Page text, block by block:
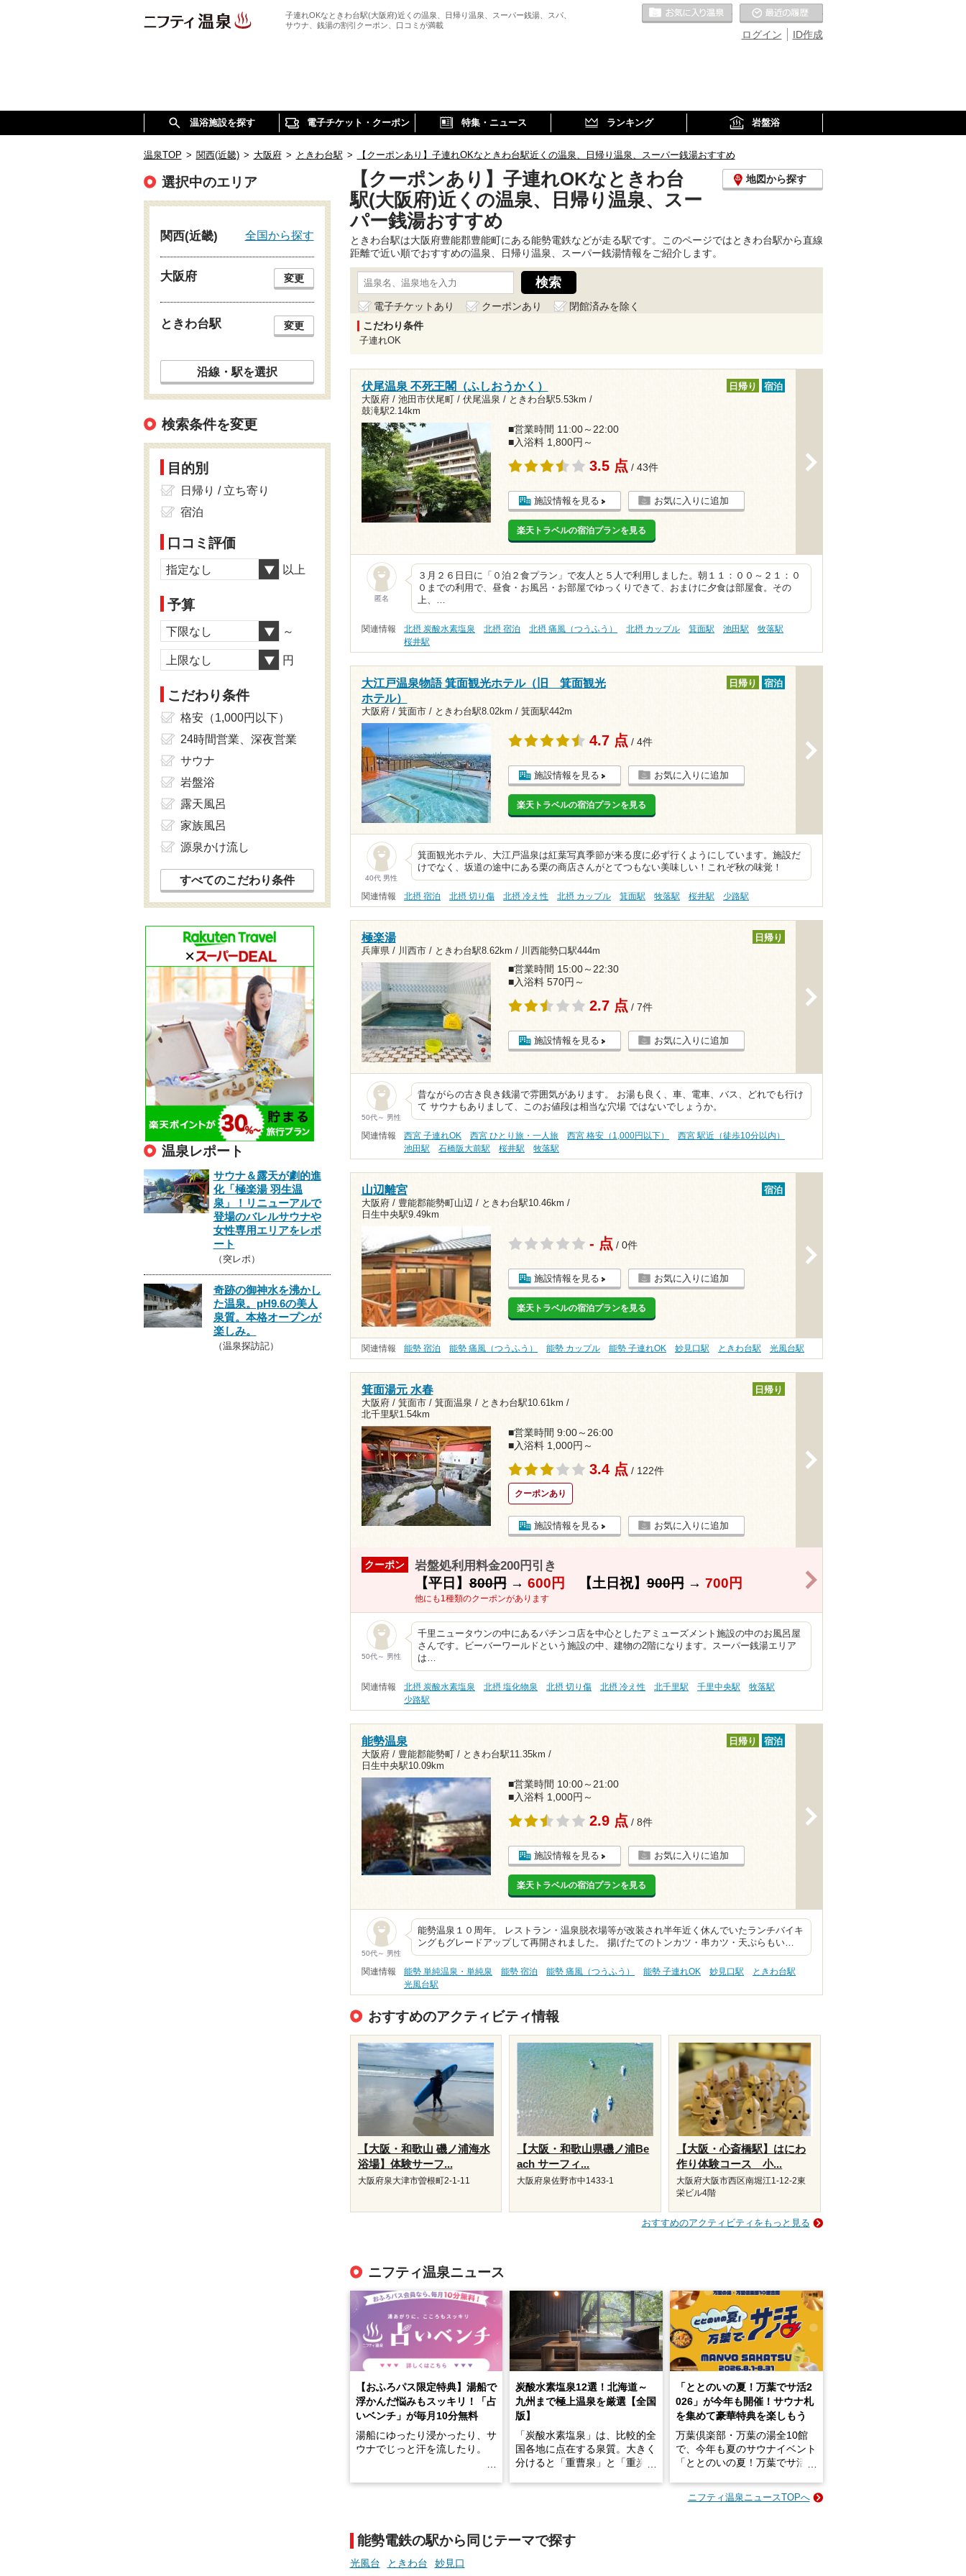
子連れOKなときわ台駅(大阪府)近くの温泉、日帰り温泉、スーパー銭湯、スパ、
サウナ、銭湯の割引クーポン、口コミが満載
ID作成
ログイン
お気に入りの温泉
温浴施設を探す 電子チケット・クーポン 特集・ニュース ランキング 岩盤浴
温泉TOP > 関西(近畿) > 大阪府 > ときわ台駅 > 【クーポンあり】子連れOKなときわ台駅近くの温泉、日帰り温泉、スーパー銭湯おすすめ
【クーポンあり】子連れOKなときわ台
駅(大阪府)近くの温泉、日帰り温泉、スー
パー銭湯おすすめ
地図から探す
ときわ台駅は大阪府豊能郡豊能町にある能勢電鉄などが走る駅です。このページではときわ台駅から直線
距離で近い順でおすすめの温泉、日帰り温泉、スーパー銭湯情報をご紹介します。
電子チケットあり クーポンあり
閉館済みを除く
こだわり条件
子連れOK
伏尾温泉 不死王閣（ふしおうかく）
大阪府 / 池田市伏尾町 / 伏尾温泉 / ときわ台駅5.53km /
鼓滝駅2.14km
日帰り 宿泊
■営業時間 11:00～22:00
■入浴料 1,800円～
3.5 点 / 43件
施設情報を見る お気に入りに追加
楽天トラベルの宿泊プランを見る
匿名
３月２６日日に「０泊２食プラン」で友人と５人で利用しました。朝１１：００～２１：０
０までの利用で、昼食・お風呂・お部屋でゆっくりできて、おまけに夕食は部屋食。その
上、…
関連情報 北摂 炭酸水素塩泉 北摂 宿泊 北摂 痛風（つうふう） 北摂 カップル 箕面駅 池田駅
牧落駅
桜井駅
大江戸温泉物語 箕面観光ホテル（旧 箕面観光
ホテル）
大阪府 / 箕面市 / ときわ台駅8.02km / 箕面駅442m
日帰り 宿泊
4.7 点 / 4件
施設情報を見る お気に入りに追加
楽天トラベルの宿泊プランを見る
40代 男性
箕面観光ホテル、大江戸温泉は紅葉写真季節が来る度に必ず行くようにしています。施設だ
けでなく、坂道の途中にある栗の商店さんがとてつもない美味しい！これぞ秋の味覚！
関連情報 北摂 宿泊 北摂 切り傷 北摂 冷え性 北摂 カップル 箕面駅 牧落駅 桜井駅 少路駅
極楽湯
兵庫県 / 川西市 / ときわ台駅8.62km / 川西能勢口駅444m
日帰り
■営業時間 15:00～22:30
■入浴料 570円～
2.7 点 / 7件
施設情報を見る お気に入りに追加
50代～ 男性
昔ながらの古き良き銭湯で雰囲気があります。 お湯も良く、車、電車、バス、どれでも行け
て サウナもありまして、このお値段は相当な穴場 ではないでしょうか。
関連情報 西宮 子連れOK 西宮 ひとり旅・一人旅 西宮 格安（1,000円以下）
西宮 駅近（徒歩10分以内）
池田駅
石橋阪大前駅 桜井駅 牧落駅
山辺離宮
大阪府 / 豊能郡能勢町山辺 / ときわ台駅10.46km /
日生中央駅9.49km
宿泊
- 点 / 0件
施設情報を見る お気に入りに追加
楽天トラベルの宿泊プランを見る
関連情報 能勢 宿泊 能勢 痛風（つうふう） 能勢 カップル 能勢 子連れOK 妙見口駅 ときわ台駅 光風台駅
箕面湯元 水春
大阪府 / 箕面市 / 箕面温泉 / ときわ台駅10.61km /
北千里駅1.54km
日帰り
■営業時間 9:00～26:00
■入浴料 1,000円～
3.4 点 / 122件
クーポンあり
施設情報を見る お気に入りに追加
クーポン 岩盤処利用料金200円引き
【平日】800円→ 600円 【土日祝】900円→ 700円
他にも1種類のクーポンがあります
50代～ 男性
千里ニュータウンの中にあるパチンコ店を中心としたアミューズメント施設の中のお風呂屋
さんです。ビーバーワールドという施設の中、建物の2階になります。スーパー銭湯エリア
は…
関連情報 北摂 炭酸水素塩泉 北摂 塩化物泉 北摂 切り傷 北摂 冷え性 北千里駅 千里中央駅
牧落駅
少路駅
能勢温泉
大阪府 / 豊能郡能勢町 / ときわ台駅11.35km /
日生中央駅10.09km
日帰り 宿泊
■営業時間 10:00～21:00
■入浴料 1,000円～
2.9 点 / 8件
施設情報を見る お気に入りに追加
楽天トラベルの宿泊プランを見る
50代～ 男性
能勢温泉１０周年。 レストラン・温泉脱衣場等が改装され半年近く休んでいたランチバイキ
ングもグレードアップして再開されました。 揚げたてのトンカツ・串カツ・天ぷらもい…
関連情報 能勢 単純温泉・単純泉 能勢 宿泊 能勢 痛風（つうふう） 能勢 子連れOK 妙見口駅
ときわ台駅
光風台駅
おすすめのアクティビティ情報
【大阪・和歌山 磯ノ浦海水
浴場】体験サーフ...
大阪府泉大津市曽根町2-1-11
【大阪・和歌山県磯ノ浦Be
ach サーフィ...
大阪府泉佐野市中1433-1
【大阪・心斎橋駅】はにわ
作り体験コース 小...
大阪府大阪市西区南堀江1-12-2東
栄ビル4階
おすすめのアクティビティをもっと見る
ニフティ温泉ニュース
【おふろパス限定特典】湯船で
浮かんだ悩みもスッキリ！「占
いベンチ」が毎月10分無料
湯船にゆったり浸かったり、サ
ウナでじっと汗を流したり。
た「これからのこと」や「ちょ
っとした悩み」が、頭に浮かん
でくることはありませんか？
炭酸水素塩泉12選！北海道～
九州まで極上温泉を厳選【全国
版】
「炭酸水素塩泉」は、比較的全
国各地に点在する泉質。大きく
分けると「重曹泉」と「重炭酸
す。
「ととのいの夏！万葉でサ活2
026」が今年も開催！サウナ札
を集めて豪華特典を楽しもう
万葉倶楽部・万葉の湯全10館
で、今年も夏のサウナイベント
「ととのいの夏！万葉でサ活2
2026年8月1日（土）～8月31
ニフティ温泉ニュースTOPへ
能勢電鉄の駅から同じテーマで探す
光風台 ときわ台 妙見口
選択中のエリア
関西(近畿) 全国から探す
大阪府 変更
ときわ台駅 変更
沿線・駅を選択
検索条件を変更
目的別
日帰り / 立ち寄り
宿泊
口コミ評価
指定なし 以上
予算
下限なし ～
上限なし 円
こだわり条件
格安（1,000円以下）
24時間営業、深夜営業
サウナ
岩盤浴
露天風呂
家族風呂
源泉かけ流し
すべてのこだわり条件
温泉レポート
サウナ＆露天が劇的進
化「極楽湯 羽生温
泉」！リニューアルで
登場のバレルサウナや
女性専用エリアをレポ
ート
（突レポ）
奇跡の御神水を沸かし
た温泉。pH9.6の美人
泉質。本格オープンが
楽しみ。
（温泉探訪記）